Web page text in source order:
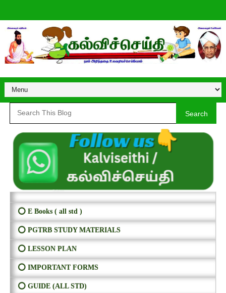
Search
⭕ E Books ( all std )
⭕ PGTRB STUDY MATERIALS
⭕ LESSON PLAN
⭕ IMPORTANT FORMS
⭕ GUIDE (ALL STD)